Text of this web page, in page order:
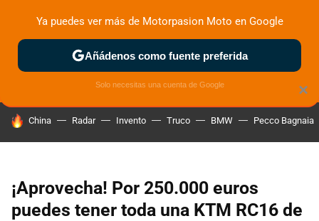
ZONA DE PRUEBAS DEPORTIVAS MOTOS ELÉCTRICAS
HOY SE HABLA DE
China Radar Invento Truco BMW Pecco Bagnaia
¡Aprovecha! Por 250.000 euros
puedes tener toda una KTM RC16 de
×
Ya puedes ver más de Motorpasion Moto en Google
Añádenos como fuente preferida
Solo necesitas una cuenta de Google